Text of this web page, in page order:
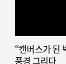
“캔버스가 된
풍경 그리다